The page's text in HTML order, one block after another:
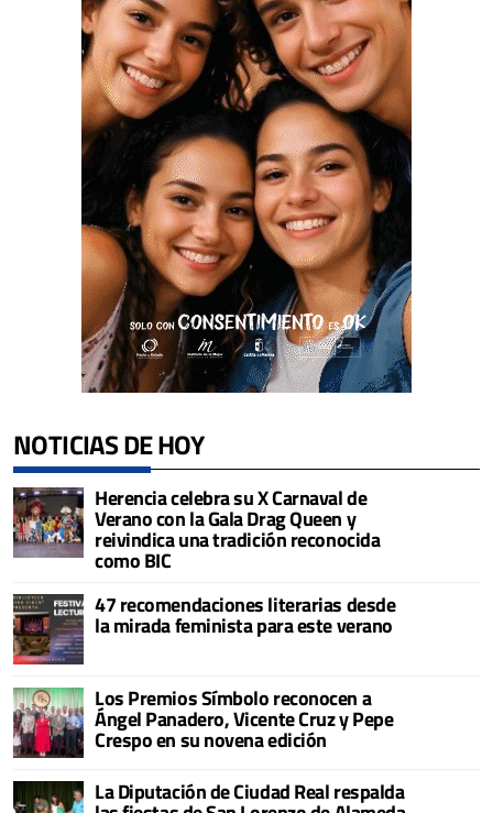
NOTICIAS DE HOY
Herencia celebra su X Carnaval de
Verano con la Gala Drag Queen y
reivindica una tradición reconocida
como BIC
47 recomendaciones literarias desde
la mirada feminista para este verano
Los Premios Símbolo reconocen a
Ángel Panadero, Vicente Cruz y Pepe
Crespo en su novena edición
La Diputación de Ciudad Real respalda